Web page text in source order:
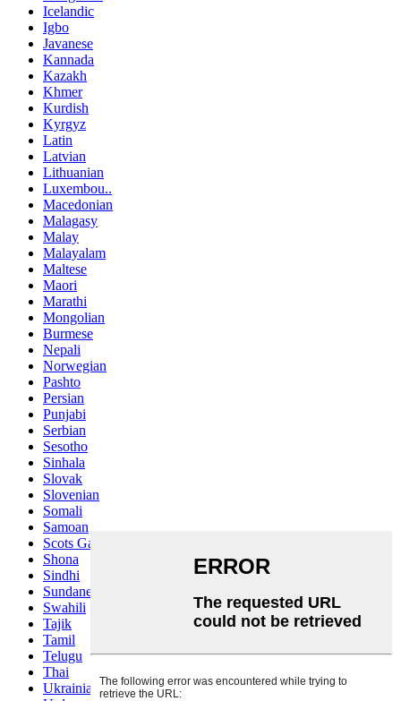
Icelandic
Igbo
Javanese
Kannada
Kazakh
Khmer
Kurdish
Kyrgyz
Latin
Latvian
Lithuanian
Luxembou..
Macedonian
Malagasy
Malay
Malayalam
Maltese
Maori
Marathi
Mongolian
Burmese
Nepali
Norwegian
Pashto
Persian
Punjabi
Serbian
Sesotho
Sinhala
Slovak
Slovenian
Somali
Samoan
Scots Gaelic
Shona
Sindhi
Sundanese
Swahili
Tajik
Tamil
Telugu
Thai
Ukrainian